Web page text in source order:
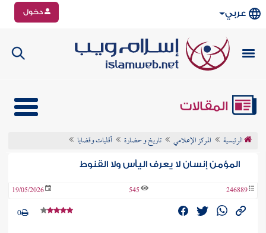
عربي دخول
المقالات
الرئيسية المركز الإعلامي تاريخ و حضارة أقليات وقضايا
المؤمن إنسان لا يعرف اليأس ولا القنوط
246889
545
19/05/2026
0